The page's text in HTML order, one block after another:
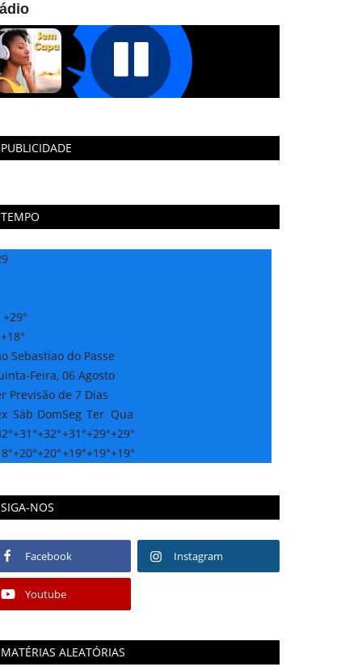
PUBLICIDADE
TEMPO
+29°
+18°
Sebastiao do Passe
Feira, 06 Agosto
Previsão de 7 Dias
Sáb DomSeg Ter Qua
+31°+32°+31°+29°+29°
+20°+20°+19°+19°+19°
SIGA-NOS
Facebook Instagram
Youtube
MATÉRIAS ALEATÓRIAS